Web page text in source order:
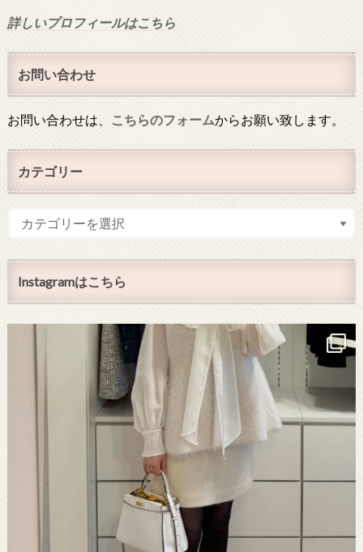
詳しいプロフィールはこちら
お問い合わせ
お問い合わせは、 こちらのフォームからお願い致します。
カテゴリー
Instagramはこちら